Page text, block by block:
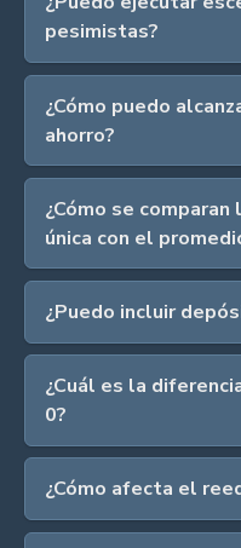
pesimistas?
¿Cómo puedo
ahorro?
¿Cómo se
única con el
¿Puedo incluir
¿Cuál es la
0?
¿Cómo afecta el